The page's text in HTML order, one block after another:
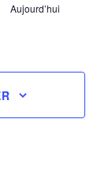
Aujourd’hui